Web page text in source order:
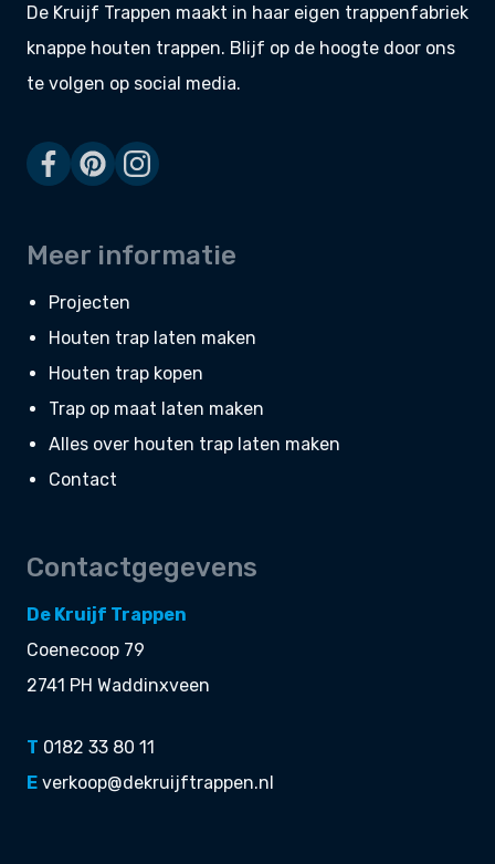
De Kruijf Trappen maakt in haar eigen trappenfabriek
knappe houten trappen. Blijf op de hoogte door ons
te volgen op social media.
Meer informatie
Projecten
Houten trap laten maken
Houten trap kopen
Trap op maat laten maken
Alles over houten trap laten maken
Contact
Contactgegevens
De Kruijf Trappen
Coenecoop 79
2741 PH Waddinxveen
T 0182 33 80 11
E verkoop@dekruijftrappen.nl